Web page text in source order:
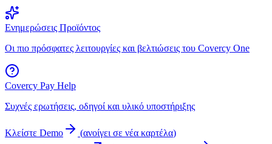
Ενημερώσεις Προϊόντος
Οι πιο πρόσφατες λειτουργίες και βελτιώσεις του Covercy One
Covercy Pay Help
Συχνές ερωτήσεις, οδηγοί και υλικό υποστήριξης
Κλείστε Demo (ανοίγει σε νέα καρτέλα)